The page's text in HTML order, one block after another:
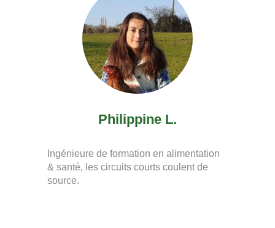
Philippine L.
Ingénieure de formation en alimentation
& santé, les circuits courts coulent de
source.